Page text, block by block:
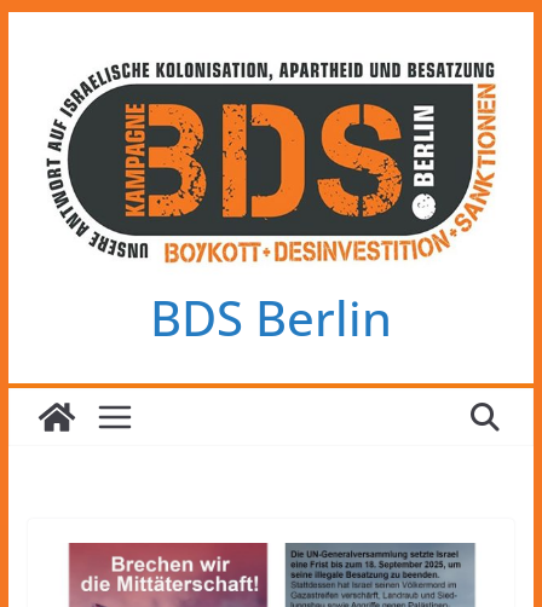
springen
BDS Berlin